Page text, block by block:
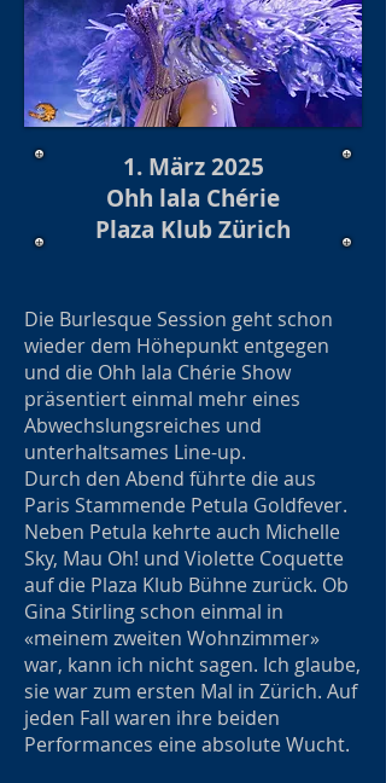
1. März 2025
Ohh lala Chérie
Plaza Klub Zürich
Die Burlesque Session geht schon
wieder dem Höhepunkt entgegen
und die Ohh lala Chérie Show
präsentiert einmal mehr eines
Abwechslungsreiches und
unterhaltsames Line-up.
Durch den Abend führte die aus
Paris Stammende Petula Goldfever.
Neben Petula kehrte auch Michelle
Sky, Mau Oh! und Violette Coquette
auf die Plaza Klub Bühne zurück. Ob
Gina Stirling schon einmal in
«meinem zweiten Wohnzimmer»
war, kann ich nicht sagen. Ich glaube,
sie war zum ersten Mal in Zürich. Auf
jeden Fall waren ihre beiden
Performances eine absolute Wucht.